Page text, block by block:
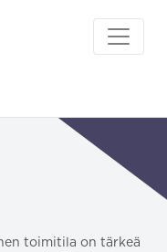
toimitila on tärkeä